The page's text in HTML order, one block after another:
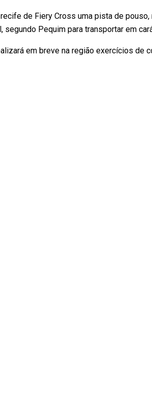
de Fiery Cross uma pista de
segundo Pequim para transportar em
em breve na região exercícios de